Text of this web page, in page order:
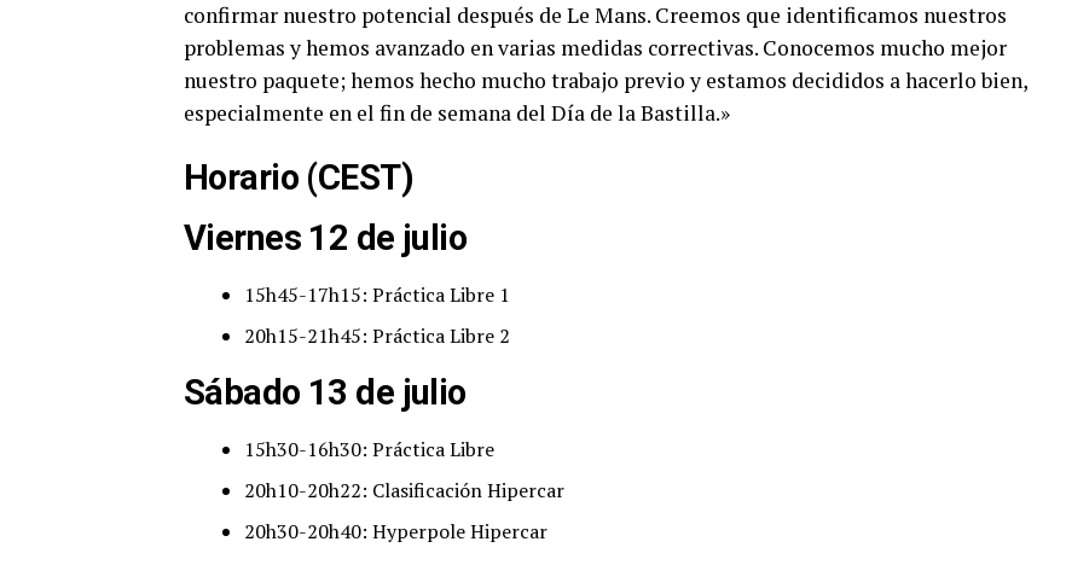
confirmar nuestro potencial después de Le Mans. Creemos que identificamos nuestros
problemas y hemos avanzado en varias medidas correctivas. Conocemos mucho mejor
nuestro paquete; hemos hecho mucho trabajo previo y estamos decididos a hacerlo bien,
especialmente en el fin de semana del Día de la Bastilla.»
Horario (CEST)
Viernes 12 de julio
15h45-17h15: Práctica Libre 1
20h15-21h45: Práctica Libre 2
Sábado 13 de julio
15h30-16h30: Práctica Libre
20h10-20h22: Clasificación Hipercar
20h30-20h40: Hyperpole Hipercar